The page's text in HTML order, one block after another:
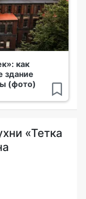
как
здание
(фото)
«Тетка